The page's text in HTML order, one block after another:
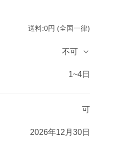
送料:0円 (全国一律)
不可
1~4日
可
2026年12月30日